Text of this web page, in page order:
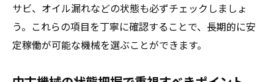
サビ、オイル漏れなどの状態も必ずチェックしましょ
う。これらの項目を丁寧に確認することで、長期的に安
定稼働が可能な機械を選ぶことができます。